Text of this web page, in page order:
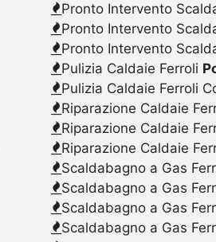
Pronto Intervento
Pronto Intervento
Pronto Intervento
Pulizia Caldaie Ferroli
Pulizia Caldaie Ferroli
Riparazione Caldaie
Riparazione Caldaie
Riparazione Caldaie
Scaldabagno a Gas
Scaldabagno a Gas
Scaldabagno a Gas
Scaldabagno a Gas